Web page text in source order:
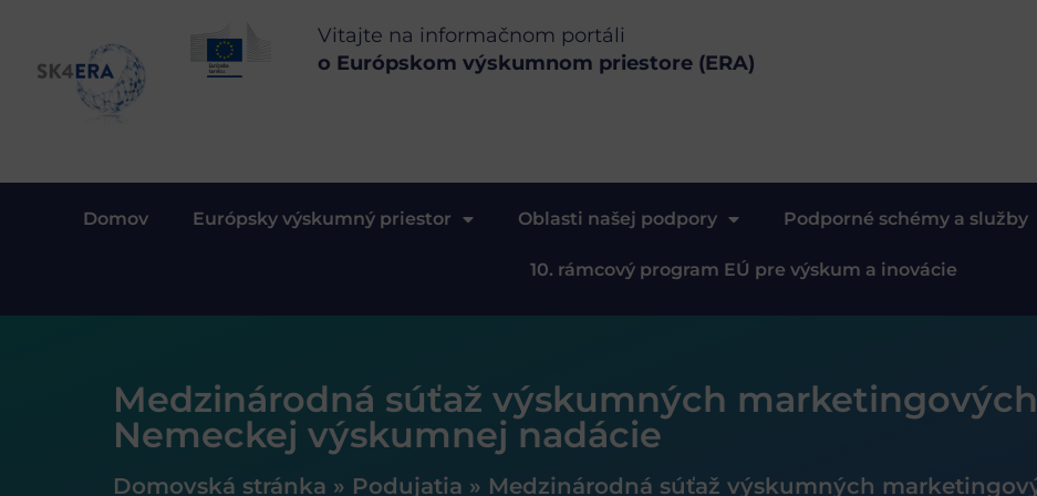
Vitajte na informačnom portáli
o Európskom výskumnom priestore (ERA)
Domov Európsky výskumný priestor Oblasti našej podpory Podporné schémy a služby
10. rámcový program EÚ pre výskum a inovácie
Medzinárodná súťaž výskumných
Nemeckej výskumnej nadácie
Domovská stránka » Podujatia » Medzinárodná súťaž výskumných